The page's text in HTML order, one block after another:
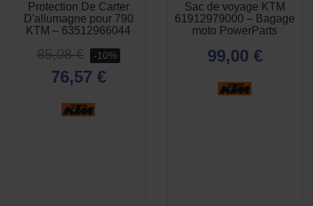
Protection De Carter
D'allumagne pour 790
KTM – 63512966044
85,08 € -10%
76,57 €
Sac de voyage KTM
61912979000 – Bagage
moto PowerParts
99,00 €
APERÇU
RAPIDE
APERÇU
RAPIDE